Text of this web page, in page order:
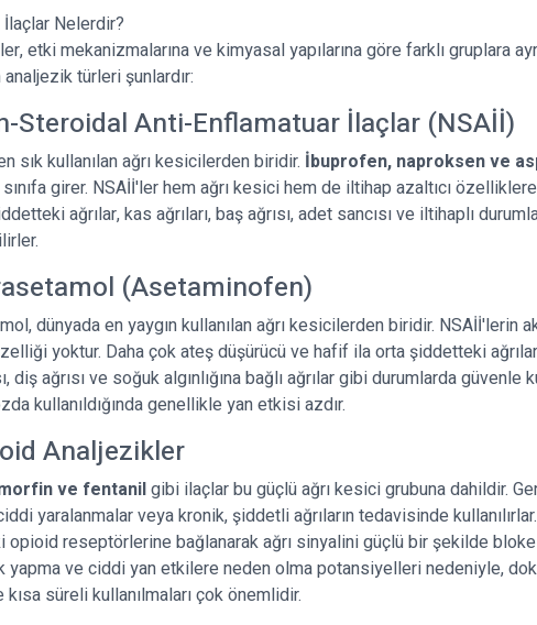
Nelerdir?
etki mekanizmalarına ve kimyasal yapılarına göre farklı gruplara
analjezik türleri şunlardır:
Steroidal Anti-Enflamatuar İlaçlar (NSAİİ)
sık kullanılan ağrı kesicilerden biridir. İbuprofen, naproksen ve
girer. NSAİİ'ler hem ağrı kesici hem de iltihap azaltıcı
ağrılar, kas ağrıları, baş ağrısı, adet sancısı ve iltihaplı
(Asetaminofen)
dünyada en yaygın kullanılan ağrı kesicilerden biridir. NSAİİ'lerin
yoktur. Daha çok ateş düşürücü ve hafif ila orta şiddetteki
diş ağrısı ve soğuk algınlığına bağlı ağrılar gibi durumlarda güvenle
kullanıldığında genellikle yan etkisi azdır.
Analjezikler
ve fentanilgibi ilaçlar bu güçlü ağrı kesici grubuna dahildir.
yaralanmalar veya kronik, şiddetli ağrıların tedavisinde
opioid reseptörlerine bağlanarak ağrı sinyalini güçlü bir şekilde
yapma ve ciddi yan etkilere neden olma potansiyelleri nedeniyle,
kısa süreli kullanılmaları çok önemlidir.